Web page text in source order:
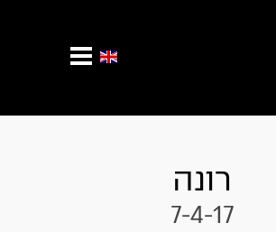
רונה
7-4-17